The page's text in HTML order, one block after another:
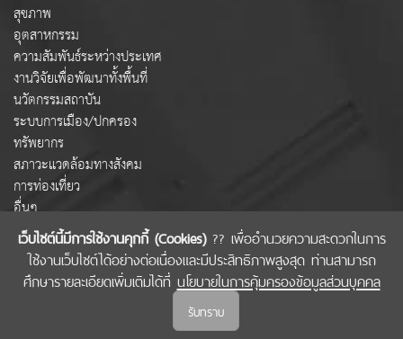
เว็บไซต์นี้มีการใช้งานคุกกี้ (Cookies)?? เพื่ออำนวยความสะดวกในการ
ใช้งานเว็บไซต์ได้อย่างต่อเนื่องและมีประสิทธิภาพสูงสุด ท่านสามารถ
ศึกษารายละเอียดเพิ่มเติมได้ที่ นโยบายในการคุ้มครองข้อมูลส่วนบุคคล
รับทราบ
สุขภาพ
อุตสาหกรรม
ความสัมพันธ์ระหว่างประเทศ
งานวิจัยเพื่อพัฒนาทั้งพื้นที่
นวัตกรรมสถาบัน
ระบบการเมือง/ปกครอง
ทรัพยากร
สภาวะแวดล้อมทางสังคม
การท่องเที่ยว
อื่นๆ
COPYRIGHT © 2022 สำนักงานคณะกรรมการส่งเสริมวิทยาศาสตร์ วิจัยและนวัตกรรม
(สกสว.)
นโยบายในการคุ้มครองข้อมูลส่วนบุคคล